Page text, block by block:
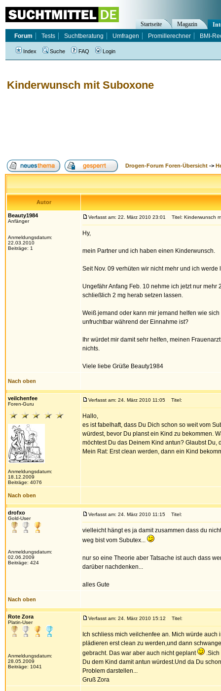
Kinderwunsch mit Suboxone
Drogen-Forum Foren-Übersicht ->
Autor
Beauty1984
Anfänger
Anmeldungsdatum:
22.03.2010
Beiträge: 1
Verfasst am: 22. März 2010 23:01 Titel: Kinderwunsch
Hy,
mein Partner und ich haben einen Kinderwunsch.
Seit Nov. 09 verhüten wir nicht mehr und ich werde
Ungefähr Anfang Feb. 10 nehme ich jetzt nur
schließlich 2 mg herab setzen lassen.
Weiß jemand oder kann mir jemand helfen wie
unfruchtbar während der Einnahme ist?
Ihr würdet mir damit sehr helfen, meinen
nichts.
Viele liebe Grüße Beauty1984
Nach oben
veilchenfee
Foren-Guru
Anmeldungsdatum:
18.12.2009
Beiträge: 4076
Verfasst am: 24. März 2010 11:05 Titel:
Hallo,
es ist fabelhaft, dass Du Dich schon so weit vom
würdest, bevor Du planst ein Kind zu bekommen.
möchtest Du das Deinem Kind antun? Glaubst
Mein Rat: Erst clean werden, dann ein Kind
Nach oben
drofxo
Gold-User
Anmeldungsdatum:
02.06.2009
Beiträge: 424
Verfasst am: 24. März 2010 11:15 Titel:
vielleicht hängt es ja damit zusammen dass du
weg bist vom Subutex...
nur so eine Theorie aber Tatsache ist auch dass
darüber nachdenken...
alles Gute
Nach oben
Rote Zora
Platin-User
Anmeldungsdatum:
28.05.2009
Beiträge: 1041
Verfasst am: 24. März 2010 15:12 Titel:
Ich schliess mich veilchenfee an. Mich würde
plädieren erst clean zu werden,und dann
gebracht. Das war aber auch nicht geplant
Du dem Kind damit antun würdest.Und da Du
Problem darstellen...
Gruß Zora
Startseite Magazin
Forum
Tests Suchtberatung Umfragen Promillerechner BMI-
Index Suche FAQ Login